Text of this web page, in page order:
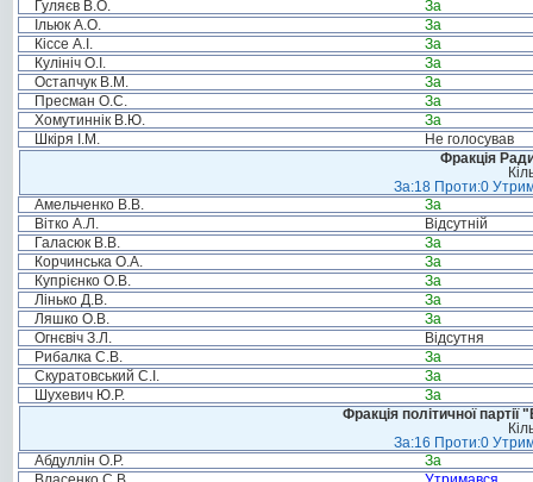
Гуляєв В.О.
За
Ільюк А.О.
За
Кіссе А.І.
За
Кулініч О.І.
За
Остапчук В.М.
За
Пресман О.С.
За
Хомутиннік В.Ю.
За
Шкіря І.М.
Не голосував
Фракція
За:18 Проти:0
Амельченко В.В.
За
Вітко А.Л.
Відсутній
Галасюк В.В.
За
Корчинська О.А.
За
Купрієнко О.В.
За
Лінько Д.В.
За
Ляшко О.В.
За
Огнєвіч З.Л.
Відсутня
Рибалка С.В.
За
Скуратовський С.І.
За
Шухевич Ю.Р.
За
Фракція політичної
За:16 Проти:0
Абдуллін О.Р.
За